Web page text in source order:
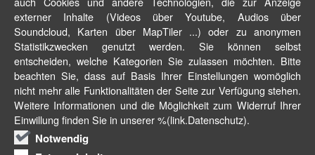
externer Inhalte (Videos über Youtube, Audios über
Soundcloud, Karten über MapTiler ...) oder zu anonymen
Statistikzwecken genutzt werden. Sie können selbst
entscheiden, welche Kategorien Sie zulassen möchten. Bitte
beachten Sie, dass auf Basis Ihrer Einstellungen womöglich
nicht mehr alle Funktionalitäten der Seite zur Verfügung stehen.
Weitere Informationen und die Möglichkeit zum Widerruf Ihrer
Einwillung finden Sie in unserer %(link.Datenschutz).
Notwendig